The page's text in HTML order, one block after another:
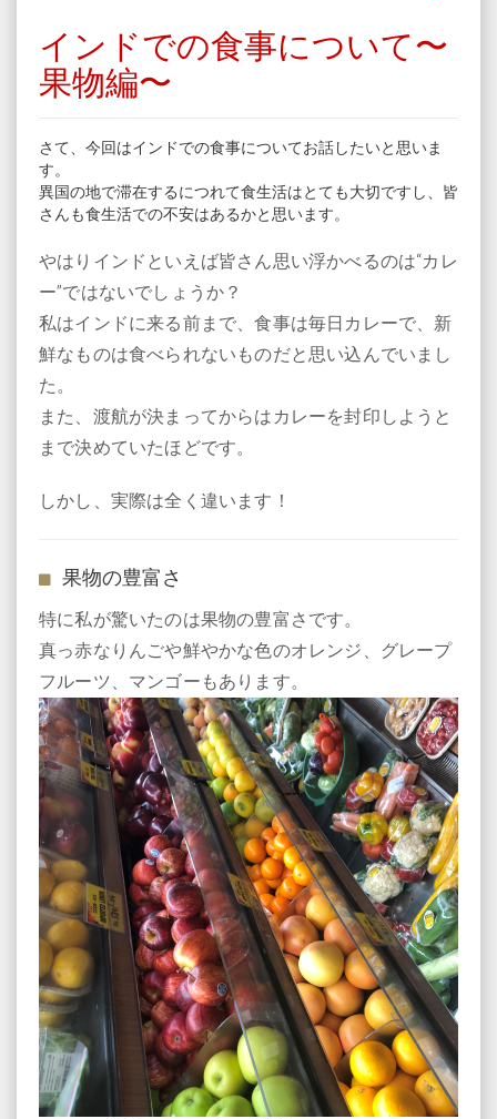
インドでの食事について〜
果物編〜
さて、今回はインドでの食事についてお話したいと思いま
す。
異国の地で滞在するにつれて食生活はとても大切ですし、皆
さんも食生活での不安はあるかと思います。
やはりインドといえば皆さん思い浮かべるのは“カレ
ー”ではないでしょうか？
私はインドに来る前まで、食事は毎日カレーで、新
鮮なものは食べられないものだと思い込んでいまし
た。
また、渡航が決まってからはカレーを封印しようと
まで決めていたほどです。
しかし、実際は全く違います！
果物の豊富さ
特に私が驚いたのは果物の豊富さです。
真っ赤なりんごや鮮やかな色のオレンジ、グレープ
フルーツ、マンゴーもあります。